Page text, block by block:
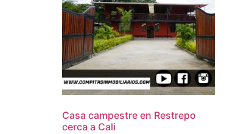
Casa campestre en Restrepo
cerca a Cali